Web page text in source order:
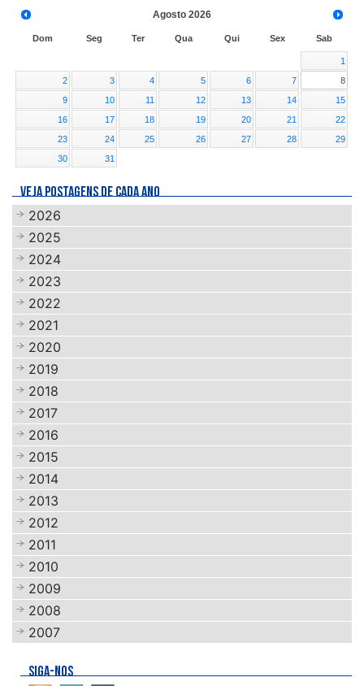
Agosto 2026
Dom Seg Ter Qua Qui Sex Sab
1
2
3 4 5 6 7
8
9
10 11 12 13 14
15
16
17 18 19 20 21
22
23
24 25 26 27 28
29
30
31
VEJA POSTAGENS DE CADA ANO
2026
2025
2024
2023
2022
2021
2020
2019
2018
2017
2016
2015
2014
2013
2012
2011
2010
2009
2008
2007
SIGA-NOS